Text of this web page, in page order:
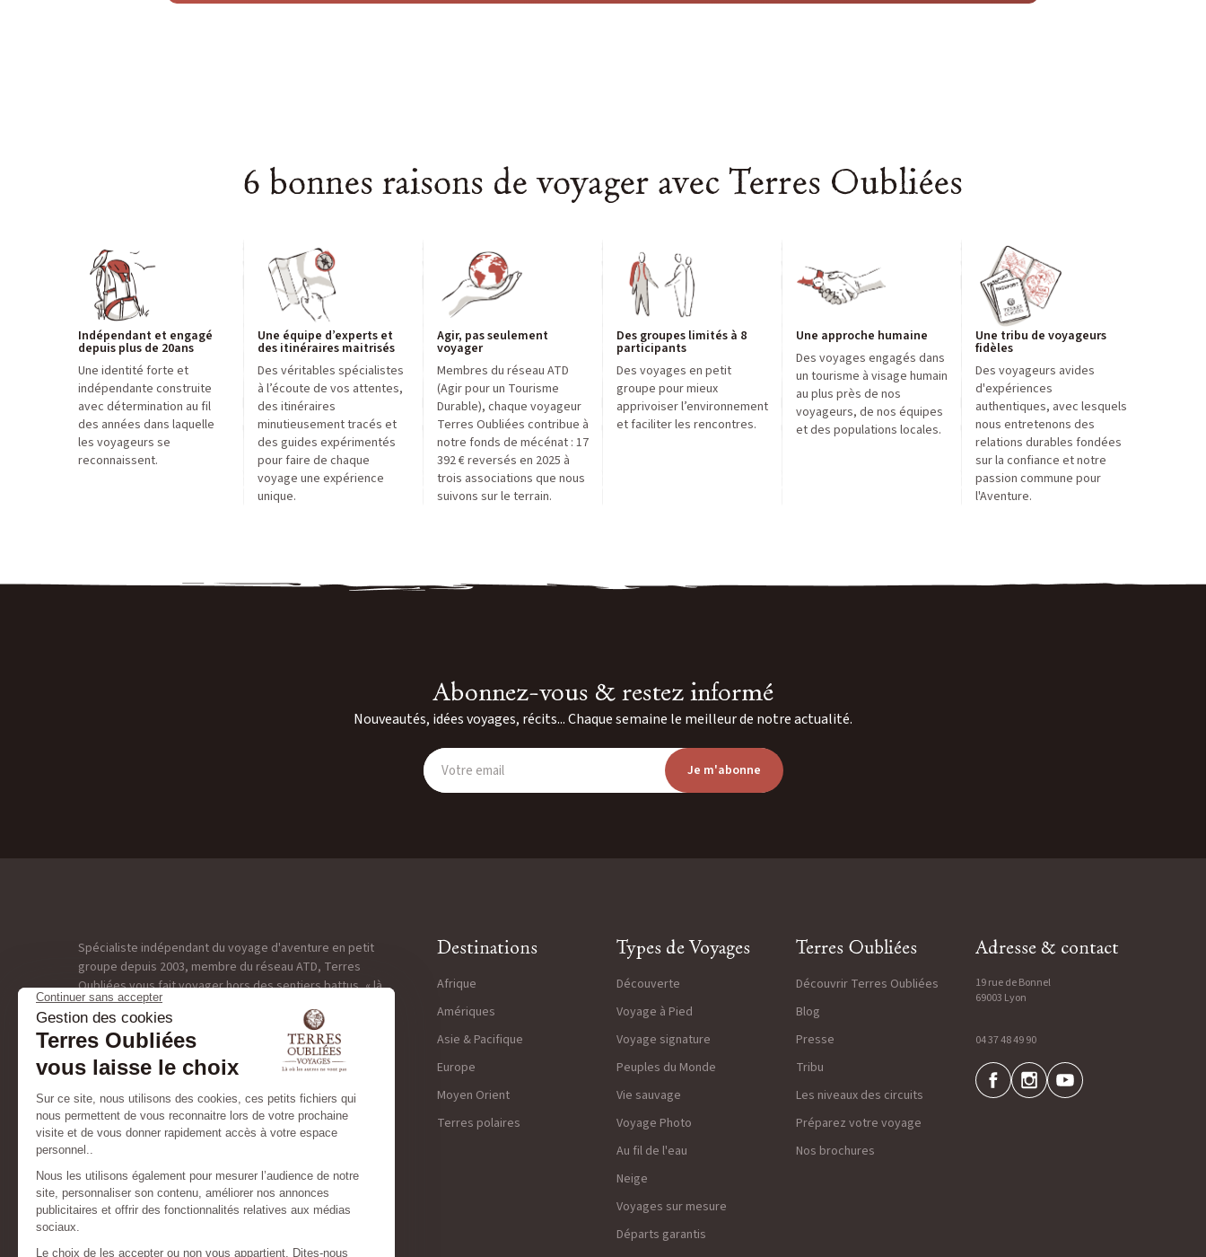
6 bonnes raisons de voyager avec Terres Oubliées
Indépendant et engagé
depuis plus de 20ans
Une identité forte et
indépendante construite
avec détermination au fil
des années dans laquelle
les voyageurs se
reconnaissent.
Une équipe d’experts et
des itinéraires maitrisés
Des véritables spécialistes
à l’écoute de vos attentes,
des itinéraires
minutieusement tracés et
des guides expérimentés
pour faire de chaque
voyage une expérience
unique.
Agir, pas seulement
voyager
Membres du réseau ATD
(Agir pour un Tourisme
Durable), chaque voyageur
Terres Oubliées contribue à
notre fonds de mécénat : 17
392 € reversés en 2025 à
trois associations que nous
suivons sur le terrain.
Des groupes limités à 8
participants
Des voyages en petit
groupe pour mieux
apprivoiser l’environnement
et faciliter les rencontres.
Une approche humaine
Des voyages engagés dans
un tourisme à visage humain
au plus près de nos
voyageurs, de nos équipes
et des populations locales.
Une tribu de voyageurs
fidèles
Des voyageurs avides
d'expériences
authentiques, avec lesquels
nous entretenons des
relations durables fondées
sur la confiance et notre
passion commune pour
l'Aventure.
Abonnez-vous & restez informé
Nouveautés, idées voyages, récits... Chaque semaine le meilleur de notre actualité.
Votre email Je m'abonne
Spécialiste indépendant du voyage d'aventure en petit
groupe depuis 2003, membre du réseau ATD, Terres
Oubliées vous fait voyager hors des sentiers battus, « là
où les autres ne vont pas. Réputés pour nos voyages
insolites, notre savoir-faire et nos petits groupes limités
à huit participants, nous concevons des voyages
porteurs de sens basés sur l’expérience et le partage :
exploration, immersion nature, croisières d’exception,
voyages photo et aventure sur-mesure. L'engagement, la
créativité, l’originalité et le partage définissent notre
A.D.N. Notre tribu réunie des hommes et des femmes à la
recherche perpétuelle de la quintessence, de ces petits
coins secrets qui feront de votre voyage un moment
d’exception, une véritable expérience, une parenthèse
unique et gravée dans la mémoire de chaque voyageur.
Depuis 2020, Terres Oubliées et Escursia sont réunis
sous une même maison : deux agences, deux terrains et
Destinations
Afrique
Amériques
Asie & Pacifique
Europe
Moyen Orient
Terres polaires
Types de Voyages
Découverte
Voyage à Pied
Voyage signature
Peuples du Monde
Vie sauvage
Voyage Photo
Au fil de l'eau
Neige
Voyages sur mesure
Départs garantis
Terres Oubliées
Découvrir Terres Oubliées
Blog
Presse
Tribu
Les niveaux des circuits
Préparez votre voyage
Nos brochures
Adresse & contact
19 rue de Bonnel
69003 Lyon
04 37 48 49 90